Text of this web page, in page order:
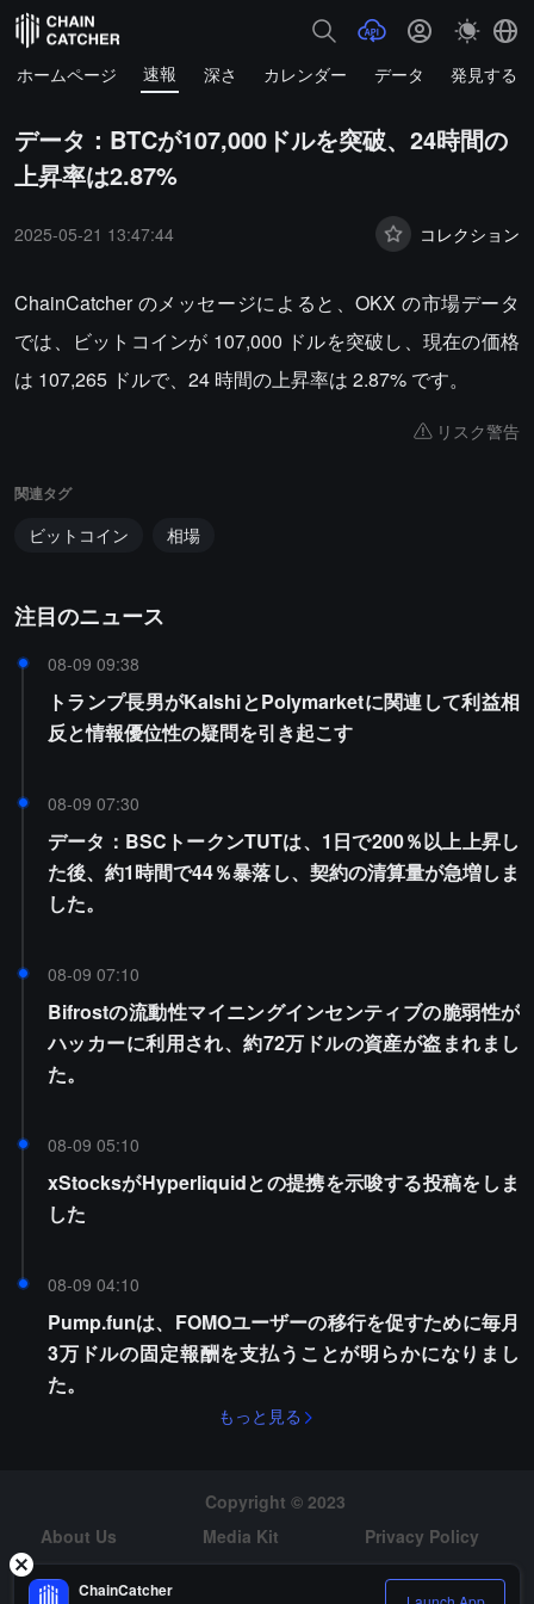
ホームページ 速報 深さ カレンダー データ 発見する
データ：BTCが107,000ドルを突破、24時間の
上昇率は2.87%
2025-05-21 13:47:44 コレクション
ChainCatcher のメッセージによると、OKX の市場データ
では、ビットコインが 107,000 ドルを突破し、現在の価格
は 107,265 ドルで、24 時間の上昇率は 2.87% です。
リスク警告
関連タグ
ビットコイン 相場
注目のニュース
08-09 09:38
トランプ長男がKalshiとPolymarketに関連して利益相
反と情報優位性の疑問を引き起こす
08-09 07:30
データ：BSCトークンTUTは、1日で200％以上上昇し
た後、約1時間で44％暴落し、契約の清算量が急増しま
した。
08-09 07:10
Bifrostの流動性マイニングインセンティブの脆弱性が
ハッカーに利用され、約72万ドルの資産が盗まれまし
た。
08-09 05:10
xStocksがHyperliquidとの提携を示唆する投稿をしま
した
08-09 04:10
Pump.funは、FOMOユーザーの移行を促すために毎月
3万ドルの固定報酬を支払うことが明らかになりまし
た。
もっと見る
Copyright © 2023
About Us
Media Kit
Privacy Policy
Risk Warning
Hiring
ChainCatcher